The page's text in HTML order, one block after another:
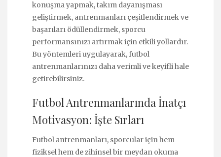
konuşma yapmak, takım dayanışması
geliştirmek, antrenmanları çeşitlendirmek ve
başarıları ödüllendirmek, sporcu
performansınızı artırmak için etkili yollardır.
Bu yöntemleri uygulayarak, futbol
antrenmanlarınızı daha verimli ve keyifli hale
getirebilirsiniz.
Futbol Antrenmanlarında İnatçı
Motivasyon: İşte Sırları
Futbol antrenmanları, sporcular için hem
fiziksel hem de zihinsel bir meydan okuma